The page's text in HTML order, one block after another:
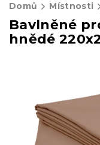
Domů Místnosti
Bavlněné
hnědé